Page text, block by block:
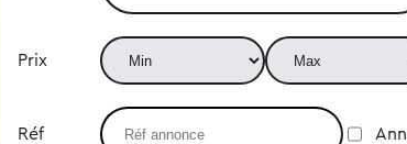
Prix
Réf